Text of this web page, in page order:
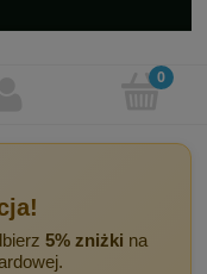
5% zniżki na